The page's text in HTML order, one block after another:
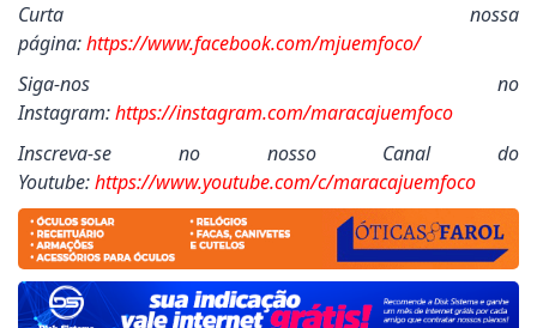
Curta nossa
página:https://www.facebook.com/mjuemfoco/
Siga-nos no
Instagram:https://instagram.com/maracajuemfoco
Inscreva-se no nosso Canal do
Youtube:https://www.youtube.com/c/maracajuemfoco